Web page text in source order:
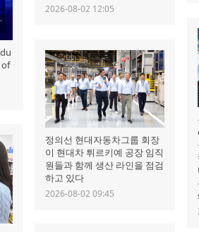
2026-08-02 12:05
of
정의선 현대자동차그룹 회장
이 현대차 튀르키예 공장 임직
원들과 함께 생산 라인을 점검
하고 있다
2026-08-02 09:45